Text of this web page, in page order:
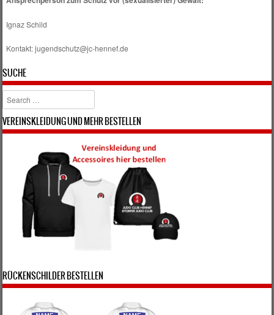
Ignaz Schild
Kontakt: jugendschutz@jc-hennef.de
SUCHE
Search
VEREINSKLEIDUNG UND MEHR BESTELLEN
RÜCKENSCHILDER BESTELLEN